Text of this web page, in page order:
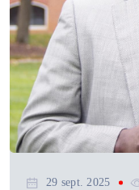
29 sept. 2025